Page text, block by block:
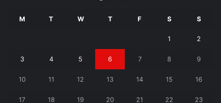
M T W T F S S
1 2
3 4 5 6 7 8 9
10 11 12 13 14 15 16
17 18 19 20 21 22 23